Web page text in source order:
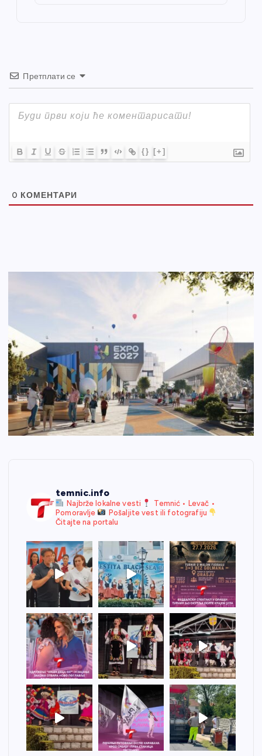
Претплати се
{} [+]
0 КОМЕНТАРИ
temnic.info
Najbrže lokalne vesti
Temnić • Levač •
Pomoravlje
Pošaljite vest ili fotografiju
Čitajte na portalu